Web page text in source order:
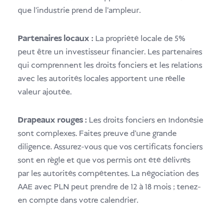
que l'industrie prend de l'ampleur.
Partenaires locaux : La propriété locale de 5%
peut être un investisseur financier. Les partenaires
qui comprennent les droits fonciers et les relations
avec les autorités locales apportent une réelle
valeur ajoutée.
Drapeaux rouges : Les droits fonciers en Indonésie
sont complexes. Faites preuve d'une grande
diligence. Assurez-vous que vos certificats fonciers
sont en règle et que vos permis ont été délivrés
par les autorités compétentes. La négociation des
AAE avec PLN peut prendre de 12 à 18 mois ; tenez-
en compte dans votre calendrier.